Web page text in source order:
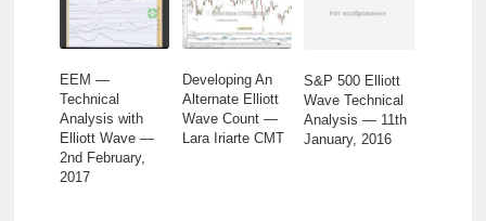
EEM —
Technical
Analysis with
Elliott Wave —
2nd February,
2017
Developing An
Alternate Elliott
Wave Count —
Lara Iriarte CMT
S&P 500 Elliott
Wave Technical
Analysis — 11th
January, 2016